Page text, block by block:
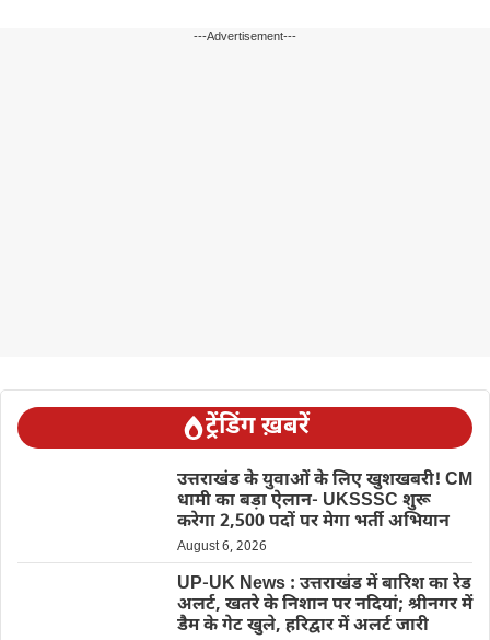
---Advertisement---
ट्रेंडिंग ख़बरें
उत्तराखंड के युवाओं के लिए खुशखबरी! CM
धामी का बड़ा ऐलान- UKSSSC शुरू
करेगा 2,500 पदों पर मेगा भर्ती अभियान
August 6, 2026
UP-UK News : उत्तराखंड में बारिश का रेड
अलर्ट, खतरे के निशान पर नदियां; श्रीनगर में
डैम के गेट खुले, हरिद्वार में अलर्ट जारी